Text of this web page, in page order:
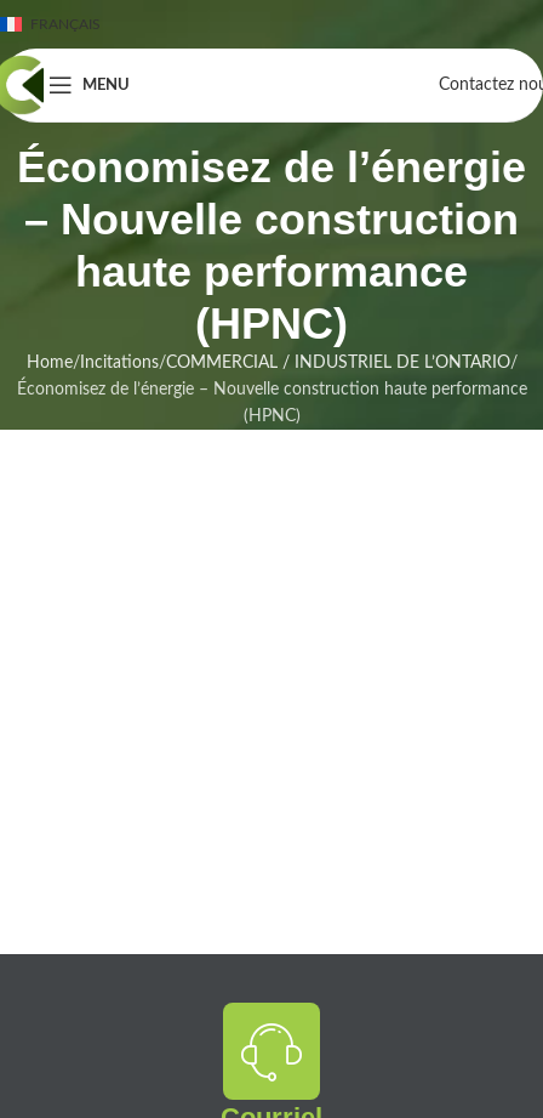
FRANÇAIS
MENU Contactez
Économisez de l’énergie
– Nouvelle construction
haute performance
(HPNC)
Home Incitations COMMERCIAL / INDUSTRIEL DE L’ONTARIO
Économisez de l’énergie – Nouvelle construction haute performance
(HPNC)